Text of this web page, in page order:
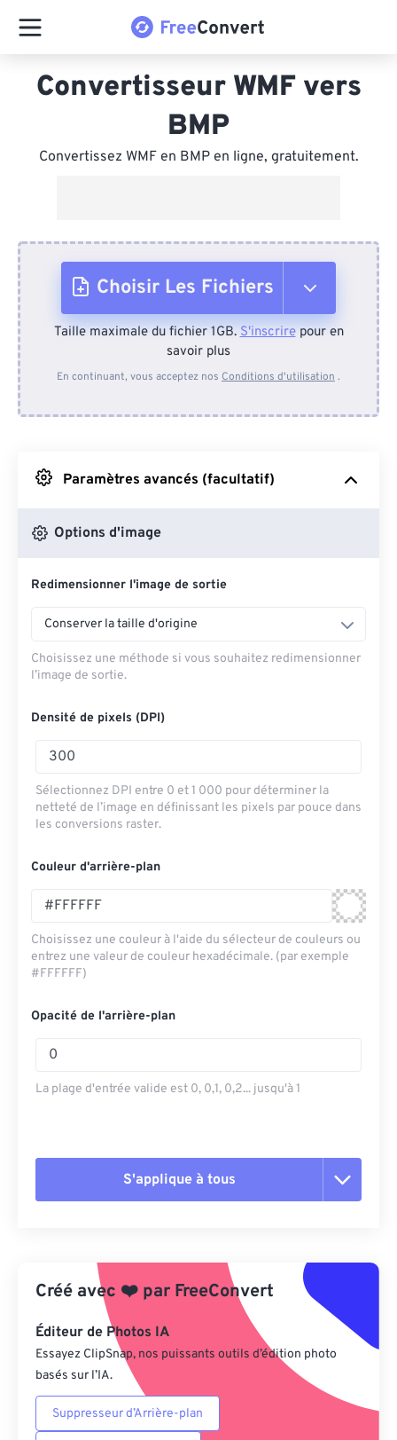
Convertisseur WMF vers
BMP
Convertissez WMF en BMP en ligne, gratuitement.
Choisir Les Fichiers
Depuis l'appareil
Depuis Google Drive
Depuis OneDrive
Depuis l'URL
Taille maximale du fichier 1GB.S'inscrirepour en
savoir plus
En continuant, vous acceptez nos Conditions d'utilisation .
Paramètres avancés (facultatif)
Options d'image
Redimensionner l'image de sortie
Conserver la taille d'origine
Choisissez une méthode si vous souhaitez redimensionner
l’image de sortie.
Densité de pixels (DPI)
Sélectionnez DPI entre 0 et 1 000 pour déterminer la
netteté de l’image en définissant les pixels par pouce dans
les conversions raster.
Couleur d'arrière-plan
Choisissez une couleur à l'aide du sélecteur de couleurs ou
entrez une valeur de couleur hexadécimale. (par exemple
#FFFFFF)
Opacité de l'arrière-plan
La plage d'entrée valide est 0, 0,1, 0,2... jusqu'à 1
S'applique à tous
Appliquer à partir du préréglage
Enregistrer comme préréglage
Créé avec ❤️ par FreeConvert
Éditeur de Photos IA
Essayez ClipSnap, nos puissants outils d’édition photo
basés sur l’IA.
Suppresseur d’Arrière-plan